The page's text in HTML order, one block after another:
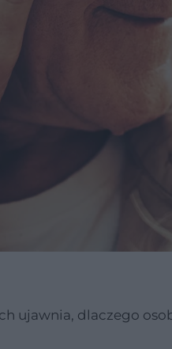
ujawnia, dlaczego